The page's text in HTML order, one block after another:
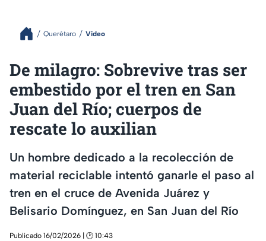
Querétaro Video
De milagro: Sobrevive tras ser
embestido por el tren en San
Juan del Río; cuerpos de
rescate lo auxilian
Un hombre dedicado a la recolección de
material reciclable intentó ganarle el paso al
tren en el cruce de Avenida Juárez y
Belisario Domínguez, en San Juan del Río
Publicado 16/02/2026 | 🕑 10:43